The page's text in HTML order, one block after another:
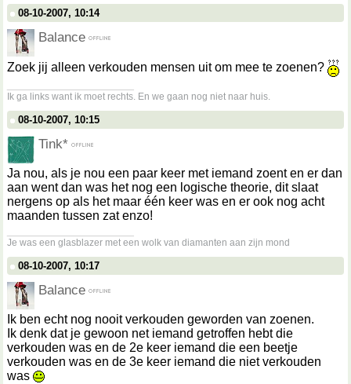
08-10-2007, 10:14
Balance
Zoek jij alleen verkouden mensen uit om mee te zoenen?
Ik ga links want ik moet rechts. En we gaan nog niet naar huis.
08-10-2007, 10:15
Tink*
Ja nou, als je nou een paar keer met iemand zoent en er dan
aan went dan was het nog een logische theorie, dit slaat
nergens op als het maar één keer was en er ook nog acht
maanden tussen zat enzo!
Je was een glasblazer met een wolk van diamanten aan zijn mond
08-10-2007, 10:17
Balance
Ik ben echt nog nooit verkouden geworden van zoenen.
Ik denk dat je gewoon net iemand getroffen hebt die
verkouden was en de 2e keer iemand die een beetje
verkouden was en de 3e keer iemand die niet verkouden
was